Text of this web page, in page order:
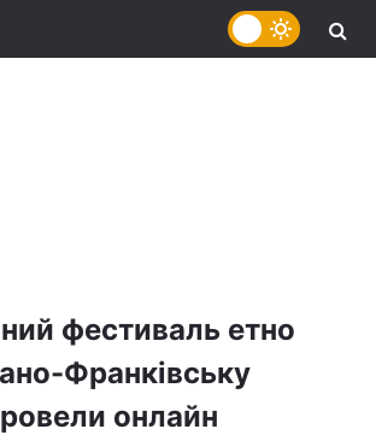
фестиваль етно
Франківську
онлайн